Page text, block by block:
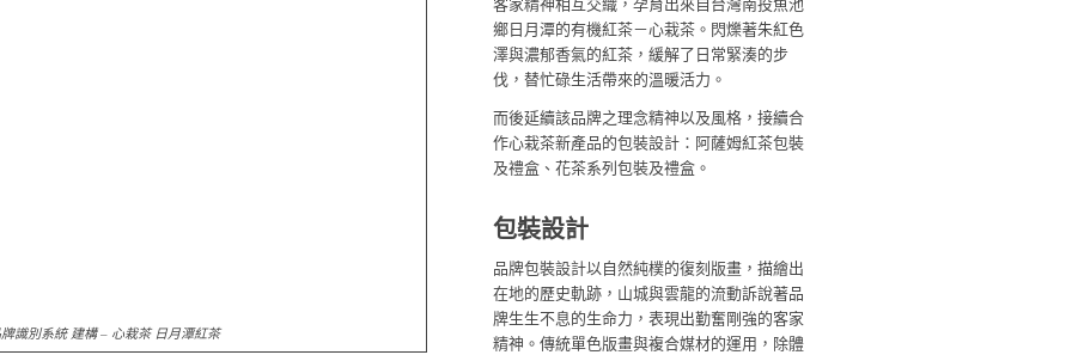
識別系統 建構 – 心栽茶 日月潭紅茶
客家精神相互交織，孕育出來自台灣南投魚池
鄉日月潭的有機紅茶－心栽茶。閃爍著朱紅色
澤與濃郁香氣的紅茶，緩解了日常緊湊的步
伐，替忙碌生活帶來的溫暖活力。
而後延續該品牌之理念精神以及風格，接續合
作心栽茶新產品的包裝設計：阿薩姆紅茶包裝
及禮盒、花茶系列包裝及禮盒。
包裝設計
品牌包裝設計以自然純樸的復刻版畫，描繪出
在地的歷史軌跡，山城與雲龍的流動訴說著品
牌生生不息的生命力，表現出勤奮剛強的客家
精神。傳統單色版畫與複合媒材的運用，除體